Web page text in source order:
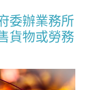
委辦業務所
貨物或勞務